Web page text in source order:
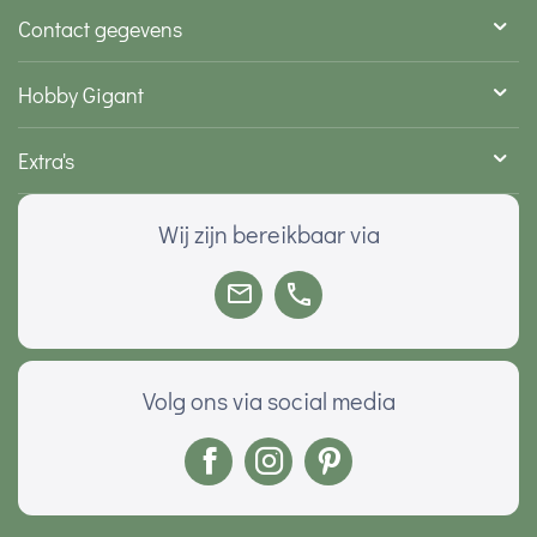
Contact gegevens
Hobby Gigant
Extra's
Wij zijn bereikbaar via
Volg ons via social media